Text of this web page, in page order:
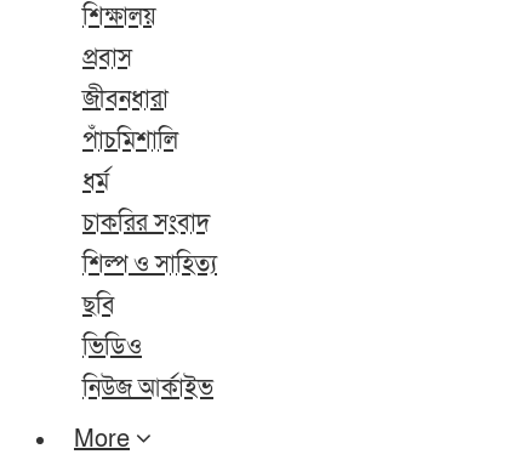
শিক্ষালয়
প্রবাস
জীবনধারা
পাঁচমিশালি
ধর্ম
চাকরির সংবাদ
শিল্প ও সাহিত্য
ছবি
ভিডিও
নিউজ আর্কাইভ
More